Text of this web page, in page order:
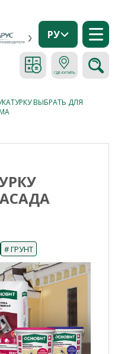
РУ
ВЫБРАТЬ ДЛЯ
# ГРУНТ